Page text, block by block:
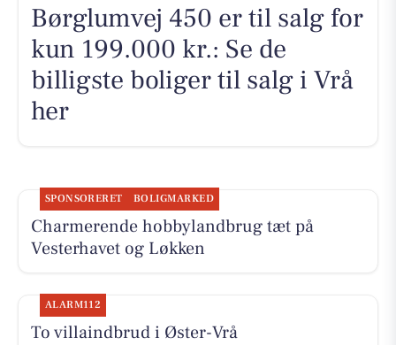
Børglumvej 450 er til salg for
kun 199.000 kr.: Se de
billigste boliger til salg i Vrå
her
SPONSORERET BOLIGMARKED
Charmerende hobbylandbrug tæt på
Vesterhavet og Løkken
ALARM112
To villaindbrud i Øster-Vrå